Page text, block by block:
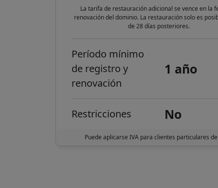
La tarifa de restauración adicional se vence en la
renovación del dominio. La restauración solo es
de 28 días posteriores.
Período mínimo
de registro y
renovación
1 año
Restricciones No
Puede aplicarse IVA para clientes particulares